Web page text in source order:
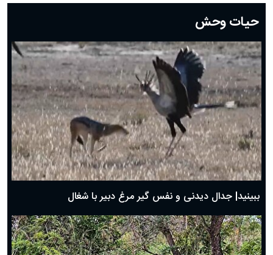
دعای روز بیستم ماه رمضان؛ ۱۹ اسفند ۱۴۰۴
دعای روز هشتم ماه مبارک رمضان؛ ۷ اسفند ماه ۱۴۰۴
دعای روز هفتم ماه رمضان؛ ۶ اسفند ۱۴۰۴
دعای روز ششم ماه رمضان؛ ۵ اسفند ۱۴۰۴
دعای روز پنجم ماه رمضان؛ ۴ اسفند ۱۴۰۴
دعای روز چهارم ماه مبارک رمضان؛ ۳ اسفند ۱۴۰۴
دعای روز سوم ماه مبارک رمضان؛ ۱۴ اسفند ۱۴۰۴
دعای روز دوم ماه مبارک رمضان ۱ اسفند ماه ۱۴۰۴
دعای روز اول ماه مبارک رمضان، ۳۰ بهمن ۱۴۰۴
حضرت زینب(س) چگونه از دنیا رفت؟
بهترین پیامک تبریک روز پدر ۱۴۰۴؛ جملات زیبا و صمیمانه
حیات وحش
ببینید| جدال دیدنی و نفس گیر مرغ دبیر با شغال